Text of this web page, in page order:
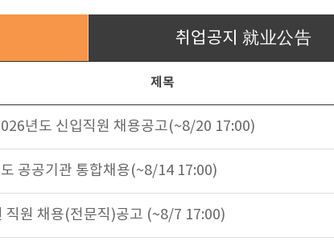
취업공지就业公告
제목
년도 신입직원 채용공고(~8/20 17:00)
공공기관 통합채용(~8/14 17:00)
직원 채용(전문직)공고 (~8/7 17:00)